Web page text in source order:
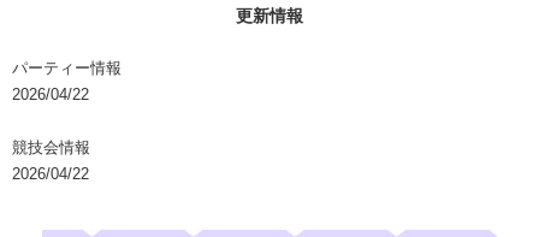
更新情報
パーティー情報
2026/04/22
競技会情報
2026/04/22